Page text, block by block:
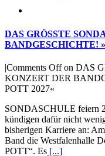
DAS GRÖSSTE
BANDGESCHICHTE!
|Comments Offon DAS
KONZERT DER
POTT 2027«
SONDASCHULE feiern
kündigen dafür nicht
bisherigen Karriere an:
Band die Westfalenhalle
POTT“. Es [...]